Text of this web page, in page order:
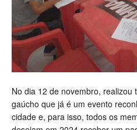
No dia 12 de novembro, realizou
gaúcho que já é um evento
cidade e, para isso, todos os